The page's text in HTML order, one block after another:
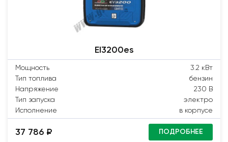
EI3200es
Мощность
3.2 кВт
Тип топлива
бензин
Напряжение
230 В
Тип запуска
электро
Исполнение
в корпусе
37 786 ₽ ПОДРОБНЕЕ